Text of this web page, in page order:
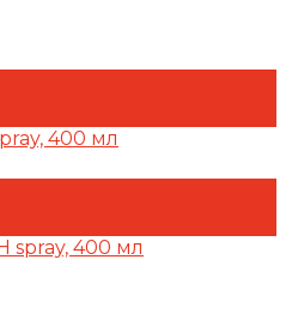
400 мл
spray, 400 мл